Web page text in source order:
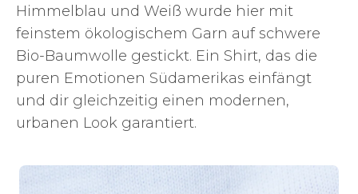
Himmelblau und Weiß wurde hier mit
feinstem ökologischem Garn auf schwere
Bio-Baumwolle gestickt. Ein Shirt, das die
puren Emotionen Südamerikas einfängt
und dir gleichzeitig einen modernen,
urbanen Look garantiert.